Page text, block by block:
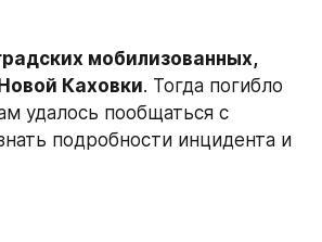
мобилизованных,
Каховки. Тогда погибло
удалось пообщаться с
подробности инцидента и